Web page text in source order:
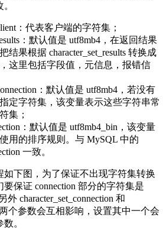
：代表客户端的字符集；
：默认值是 utf8mb4，在返回结果
结果根据 character_set_results 转换成
这里包括字段值，元信息，报错信
：默认值是 utf8mb4，若没有
定字符集，该变量表示这些字符串常
集；
：默认值是 utf8mb4_bin，该变量
用的排序规则。与 MySQL 中的
一致。
如下图，为了保证不出现字符集转换
保证 connection 部分的字符集是
character_set_connection 和
两个参数会互相影响，设置其中一个会
。